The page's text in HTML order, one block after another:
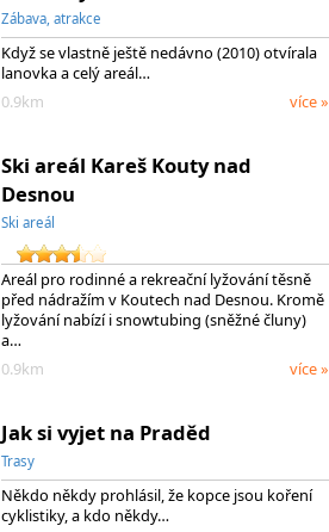
Zábava, atrakce
Když se vlastně ještě nedávno (2010) otvírala
lanovka a celý areál…
0.9km
více »
Ski areál Kareš Kouty nad
Desnou
Ski areál
Areál pro rodinné a rekreační lyžování těsně
před nádražím v Koutech nad Desnou. Kromě
lyžování nabízí i snowtubing (sněžné čluny)
a…
0.9km
více »
Jak si vyjet na Praděd
Trasy
Někdo někdy prohlásil, že kopce jsou koření
cyklistiky, a kdo někdy…